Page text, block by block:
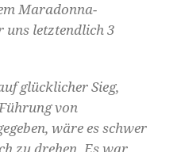
Maradonna-
uns letztendlich 3
glücklicher Sieg,
von
wäre es schwer
zu drehen. Es war